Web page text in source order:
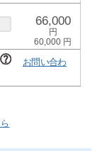
66,000
60,000
お問い合わ